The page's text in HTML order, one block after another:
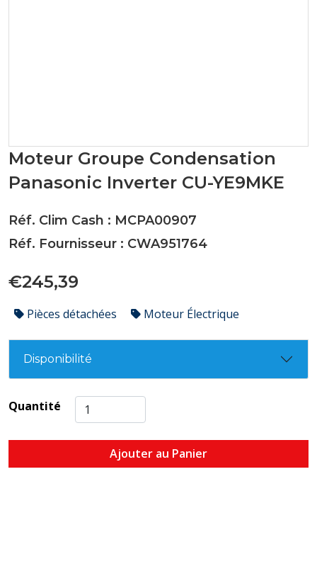
Moteur Groupe Condensation
Panasonic Inverter CU-YE9MKE
Réf. Clim Cash : MCPA00907
Réf. Fournisseur : CWA951764
€245,39
Pièces détachées Moteur Électrique
Disponibilité
Quantité
Ajouter au Panier